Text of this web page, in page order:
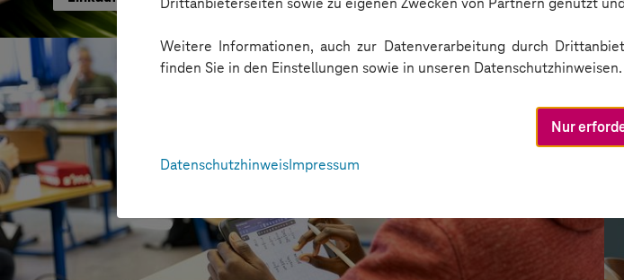
Weitere Informationen, auch zur Datenverarbeitung durch
finden Sie in den Einstellungen sowie in unseren Datenschutzhinweisen.
Nur
DatenschutzhinweisImpressum